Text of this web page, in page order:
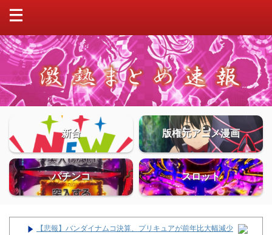
新台 版権元アニメ漫画
パチンコ スロット
【悲報】バンダイナムコ決算、プリキュアが前年比大幅減少